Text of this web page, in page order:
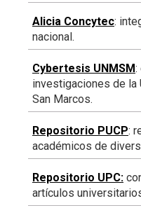
Alicia Concytec:
nacional.
Cybertesis UNMSM:
investigaciones de la
San Marcos.
Repositorio PUCP:
académicos de
Repositorio UPC:
artículos